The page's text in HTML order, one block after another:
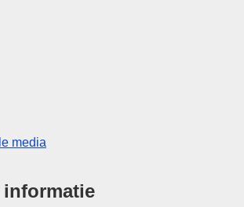
media